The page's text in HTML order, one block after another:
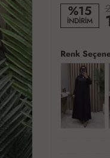
%15
İNDİRİM
Renk